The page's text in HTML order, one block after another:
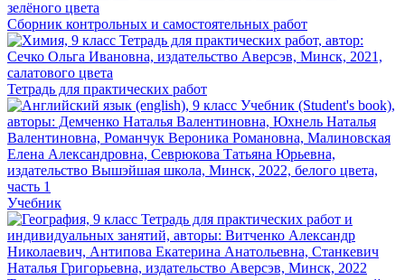
Сборник контрольных и самостоятельных работ
Тетрадь для практических работ
Учебник